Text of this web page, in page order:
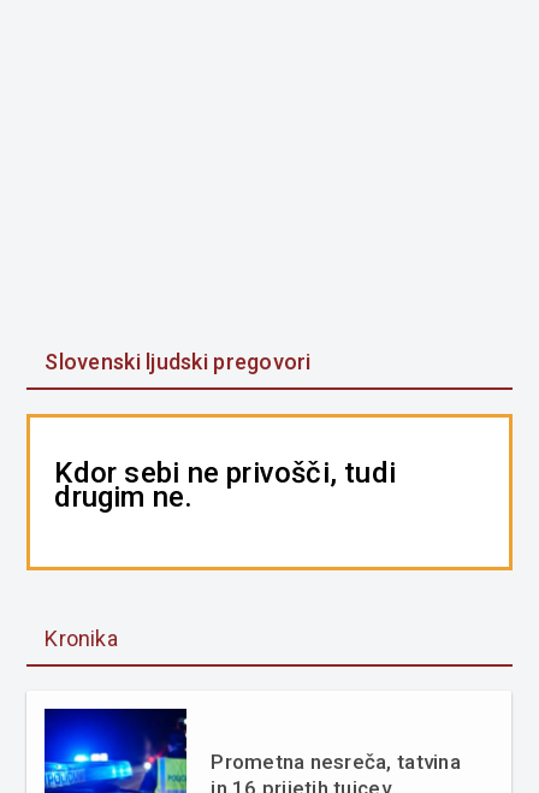
Slovenski ljudski pregovori
Kdor sebi ne privošči, tudi
drugim ne.
Kronika
Prometna nesreča, tatvina